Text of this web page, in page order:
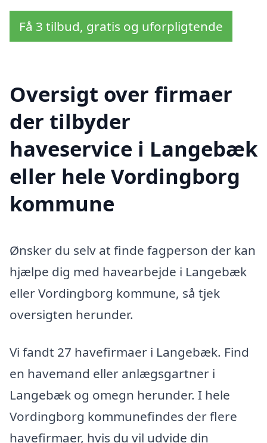
Få 3 tilbud, gratis og uforpligtende
Oversigt over firmaer
der tilbyder
haveservice i Langebæk
eller hele Vordingborg
kommune
Ønsker du selv at finde fagperson der kan
hjælpe dig med havearbejde i Langebæk
eller Vordingborg kommune, så tjek
oversigten herunder.
Vi fandt 27 havefirmaer i Langebæk. Find
en havemand eller anlægsgartner i
Langebæk og omegn herunder. I hele
Vordingborg kommunefindes der flere
havefirmaer, hvis du vil udvide din